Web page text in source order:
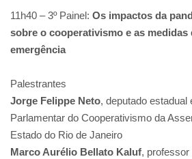
11h40 – 3º Painel: Os impactos da
sobre o cooperativismo e as medidas
emergência
Palestrantes
Jorge Felippe Neto, deputado estadual
Parlamentar do Cooperativismo da
Estado do Rio de Janeiro
Marco Aurélio Bellato Kaluf,